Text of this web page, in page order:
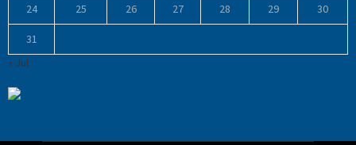
24 25 26 27 28 29 30
31
« Jul